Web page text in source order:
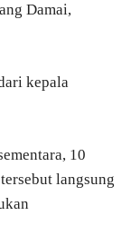
Damai,
kepala
10
langsung